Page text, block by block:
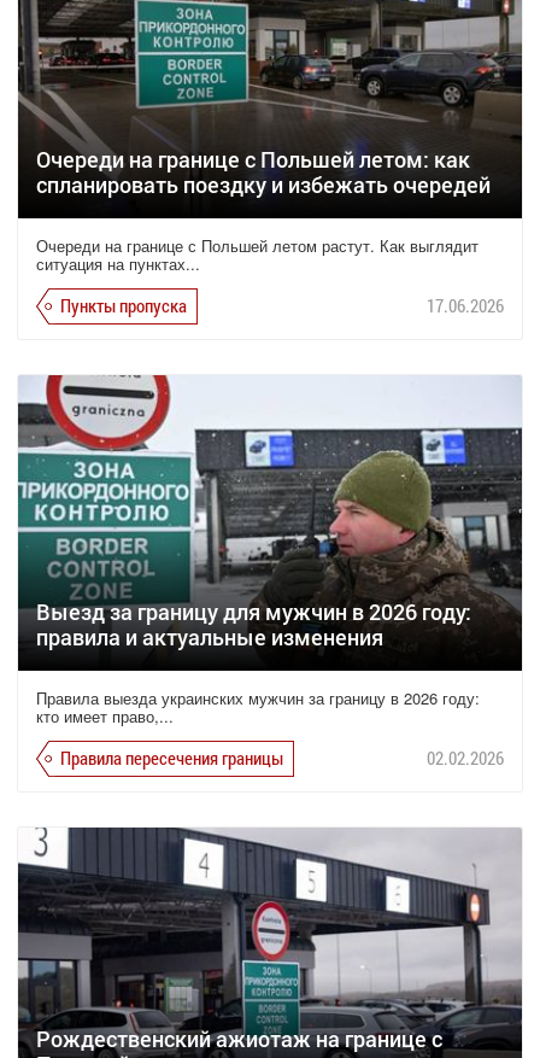
Очереди на границе с Польшей летом: как
спланировать поездку и избежать очередей
Очереди на границе с Польшей летом растут. Как выглядит
ситуация на пунктах...
Пункты пропуска 17.06.2026
Выезд за границу для мужчин в 2026 году:
правила и актуальные изменения
Правила выезда украинских мужчин за границу в 2026 году:
кто имеет право,...
Правила пересечения границы 02.02.2026
Рождественский ажиотаж на границе с